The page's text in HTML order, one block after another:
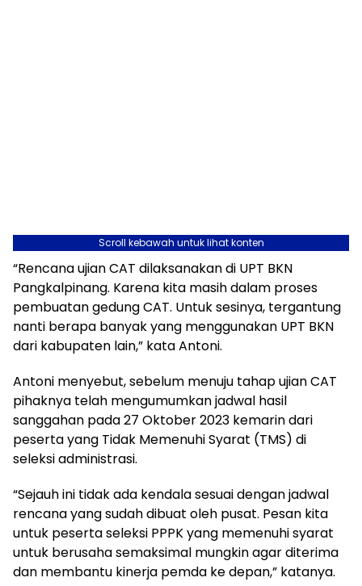
Scroll kebawah untuk lihat konten
“Rencana ujian CAT dilaksanakan di UPT BKN
Pangkalpinang. Karena kita masih dalam proses
pembuatan gedung CAT. Untuk sesinya, tergantung
nanti berapa banyak yang menggunakan UPT BKN
dari kabupaten lain,” kata Antoni.
Antoni menyebut, sebelum menuju tahap ujian CAT
pihaknya telah mengumumkan jadwal hasil
sanggahan pada 27 Oktober 2023 kemarin dari
peserta yang Tidak Memenuhi Syarat (TMS) di
seleksi administrasi.
“Sejauh ini tidak ada kendala sesuai dengan jadwal
rencana yang sudah dibuat oleh pusat. Pesan kita
untuk peserta seleksi PPPK yang memenuhi syarat
untuk berusaha semaksimal mungkin agar diterima
dan membantu kinerja pemda ke depan,” katanya.